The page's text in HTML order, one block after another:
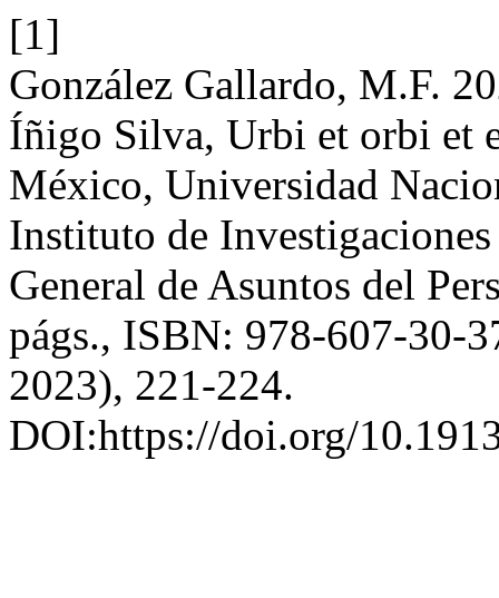
[1]
González Gallardo, M.F.
Íñigo Silva, Urbi et orbi et
México, Universidad
Instituto de
General de Asuntos del
págs., ISBN: 978-607-30-
2023), 221-224.
DOI:https://doi.org/